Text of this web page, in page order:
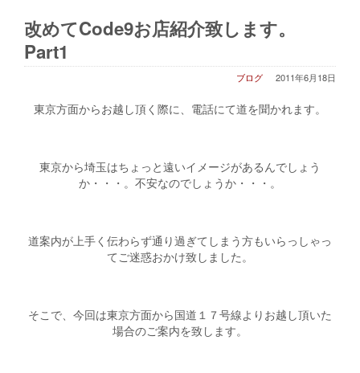
改めてCode9お店紹介致します。
Part1
2011年6月18日
ブログ
東京方面からお越し頂く際に、電話にて道を聞かれます。
東京から埼玉はちょっと遠いイメージがあるんでしょう
か・・・。不安なのでしょうか・・・。
道案内が上手く伝わらず通り過ぎてしまう方もいらっしゃっ
てご迷惑おかけ致しました。
そこで、今回は東京方面から国道１７号線よりお越し頂いた
場合のご案内を致します。